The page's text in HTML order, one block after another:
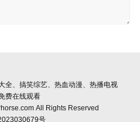
全、搞笑综艺、热血动漫、热播电视
费在线观看
All Rights Reserved
号